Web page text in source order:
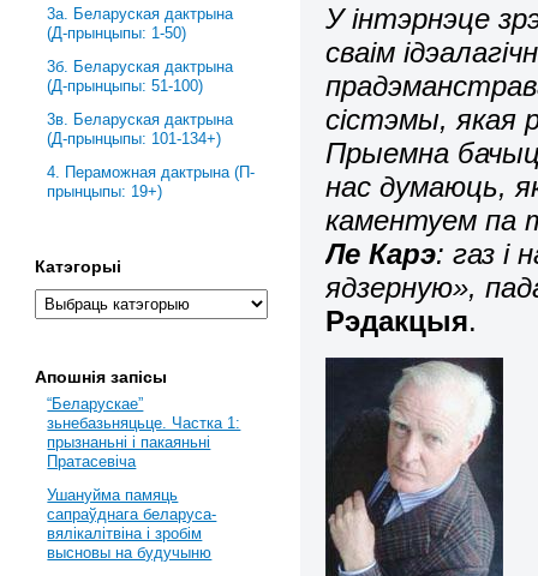
У інтэрнэце
сваім
сістэмы, якая
Прыемна
нас думаюць,
каментуем па
Ле Карэ: газ і
ядзерную»,
Рэдакцыя.
3a. Беларуская дактрына
(Д-прынцыпы: 1-50)
3б. Беларуская дактрына
(Д-прынцыпы: 51-100)
3в. Беларуская дактрына
(Д-прынцыпы: 101-134+)
4. Пераможная дактрына (П-
прынцыпы: 19+)
Катэгорыі
Апошнія запісы
“Беларускае”
зьнебазьняцьце. Частка 1:
прызнаньні і пакаяньні
Пратасевіча
Ушануйма памяць
сапраўднага беларуса-
вялікалітвіна і зробім
высновы на будучыню